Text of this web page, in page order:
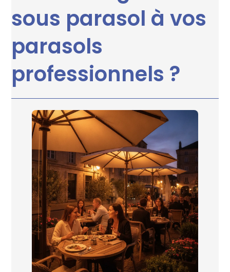
sous parasol à vos
parasols
professionnels ?